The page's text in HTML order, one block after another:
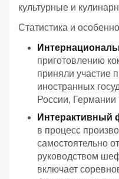
культурные и
Статистика и
приготовлению
приняли участие
иностранных
России,
Интерактивный
в процесс
самостоятельно
руководством
включает